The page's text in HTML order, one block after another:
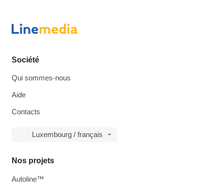
Société
Qui sommes-nous
Aide
Contacts
Luxembourg / français
Nos projets
Autoline™